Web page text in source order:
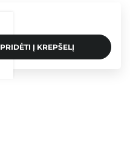
PRIDĖTI Į KREPŠELĮ